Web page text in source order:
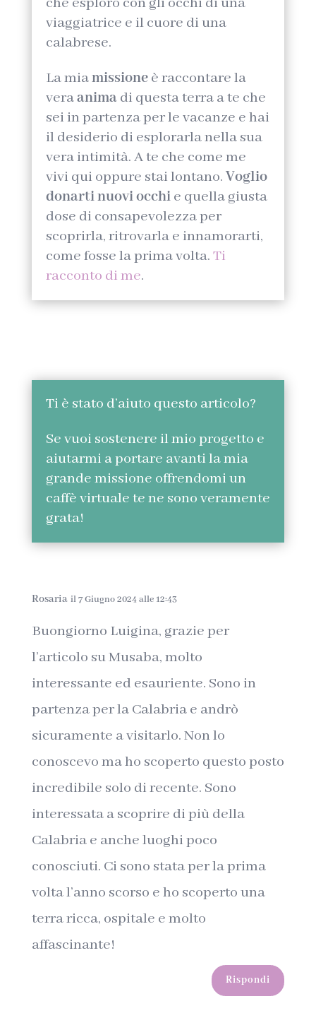
viaggiatrice e il cuore di una
calabrese.
La miamissione è raccontare la
veraanimadi questa terra a te che
sei in partenza per le vacanze e hai
il desiderio di esplorarla nella sua
vera intimità. A te che come me
vivi qui oppure stai lontano. Voglio
donarti nuovi occhi e quella giusta
dose di consapevolezza per
scoprirla, ritrovarla e innamorarti,
come fosse la prima volta. Ti
racconto di me.
Ti è stato d’aiuto questo articolo?
Se vuoi sostenere il mio progetto e
aiutarmi a portare avanti la mia
grande missione offrendomi un
caffè virtuale te ne sono veramente
grata!
Rosaria il 7 Giugno 2024 alle 12:43
Buongiorno Luigina, grazie per
l’articolo su Musaba, molto
interessante ed esauriente. Sono in
partenza per la Calabria e andrò
sicuramente a visitarlo. Non lo
conoscevo ma ho scoperto questo posto
incredibile solo di recente. Sono
interessata a scoprire di più della
Calabria e anche luoghi poco
conosciuti. Ci sono stata per la prima
volta l’anno scorso e ho scoperto una
terra ricca, ospitale e molto
affascinante!
Rispondi